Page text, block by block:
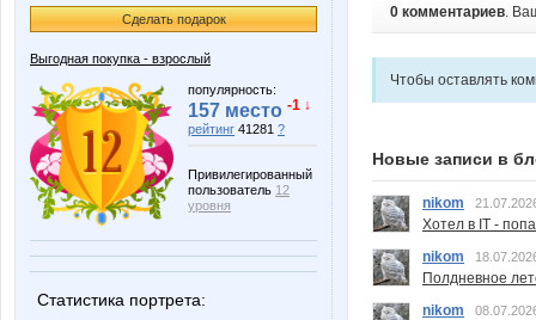
Сделать подарок
Выгодная покупка - взрослый
популярность:
157 место -1 ↓
рейтинг 41281 ?
Привилегированный
пользователь 12
уровня
Статистика портрета:
0 комментариев.
Чтобы оставлять
Новые записи в
nikom
Хотел в IT -
nikom
Полдневное
nikom